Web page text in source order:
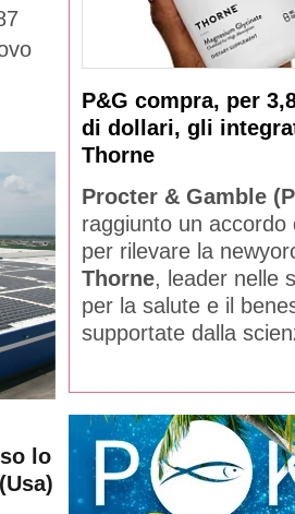
lo
P&G compra, per
di dollari, gli
Thorne
Procter & Gamble
raggiunto un accordo
per rilevare la
Thorne, leader nelle
per la salute e il
supportate dalla